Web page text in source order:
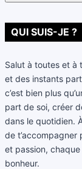
QUI SUIS-JE ?
Salut à toutes et à
et des instants
c’est bien plus
part de soi, créer
dans le quotidien.
de t’accompagner
et passion,
bonheur.